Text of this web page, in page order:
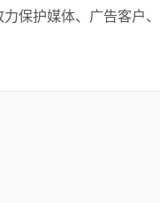
保护媒体、广告客户